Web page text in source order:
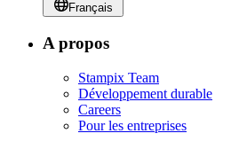
Français
A propos
Stampix Team
Développement durable
Careers
Pour les entreprises